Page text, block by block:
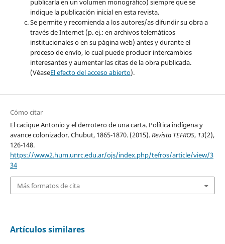
publicarla en un volumen monográfico) siempre que se
indique la publicación inicial en esta revista.
Se permite y recomienda a los autores/as difundir su obra a
través de Internet (p. ej.: en archivos telemáticos
institucionales o en su página web) antes y durante el
proceso de envío, lo cual puede producir intercambios
interesantes y aumentar las citas de la obra publicada.
(VéaseEl efecto del acceso abierto).
Cómo citar
El cacique Antonio y el derrotero de una carta. Política indígena y
avance colonizador. Chubut, 1865-1870. (2015).Revista TEFROS, 13(2),
126-148.
https://www2.hum.unrc.edu.ar/ojs/index.php/tefros/article/view/3
34
Más formatos de cita
Artículos similares